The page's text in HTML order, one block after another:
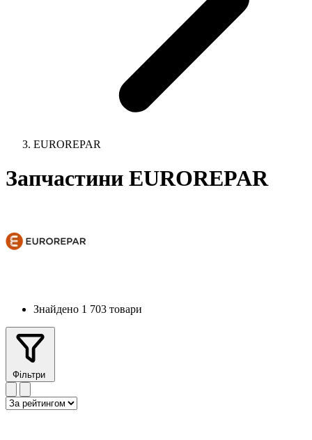
EUROREPAR
Запчастини EUROREPAR
Знайдено 1 703 товари
Фільтри